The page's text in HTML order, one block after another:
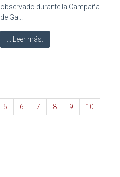
observado durante la Campaña
de Ga...
... Leer más.
5 6 7 8 9 10